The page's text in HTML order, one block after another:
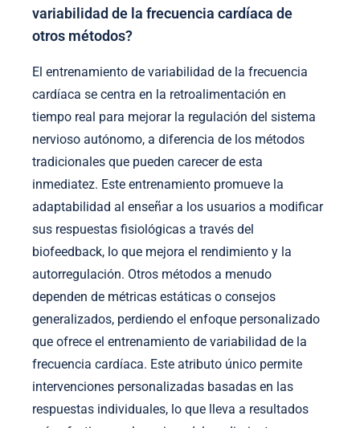
variabilidad de la frecuencia cardíaca de
otros métodos?
El entrenamiento de variabilidad de la frecuencia
cardíaca se centra en la retroalimentación en
tiempo real para mejorar la regulación del sistema
nervioso autónomo, a diferencia de los métodos
tradicionales que pueden carecer de esta
inmediatez. Este entrenamiento promueve la
adaptabilidad al enseñar a los usuarios a modificar
sus respuestas fisiológicas a través del
biofeedback, lo que mejora el rendimiento y la
autorregulación. Otros métodos a menudo
dependen de métricas estáticas o consejos
generalizados, perdiendo el enfoque personalizado
que ofrece el entrenamiento de variabilidad de la
frecuencia cardíaca. Este atributo único permite
intervenciones personalizadas basadas en las
respuestas individuales, lo que lleva a resultados